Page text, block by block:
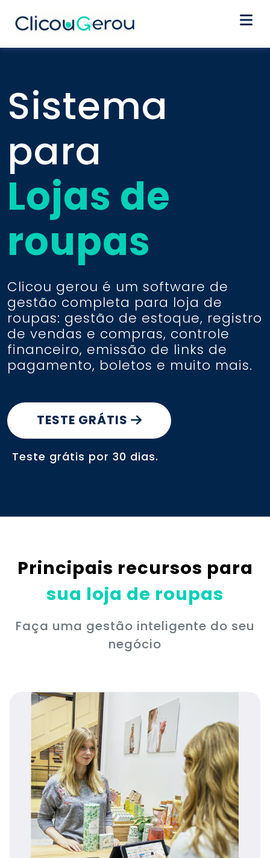
Segmentos
Planos
Contato
conta
Entrar
Sistema
para
Lojas de
roupas
Clicou gerou é um software de
gestão completa para loja de
roupas: gestão de estoque, registro
de vendas e compras, controle
financeiro, emissão de links de
pagamento, boletos e muito mais.
TESTE GRÁTIS
Teste grátis por 30 dias.
Principais recursos para
sua loja de roupas
Faça uma gestão inteligente do seu
negócio